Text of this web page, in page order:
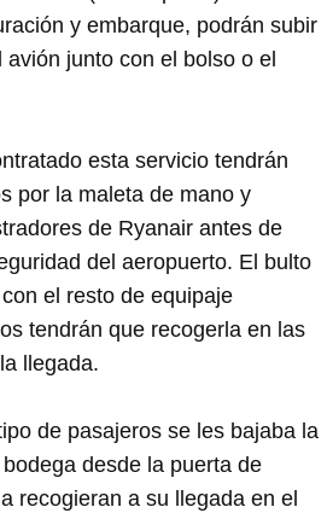
y embarque, podrán subir
avión junto con el bolso o el
esta servicio tendrán
por la maleta de mano y
de Ryanair antes de
del aeropuerto. El bulto
el resto de equipaje
tendrán que recogerla en las
llegada.
de pasajeros se les bajaba la
desde la puerta de
recogieran a su llegada en el